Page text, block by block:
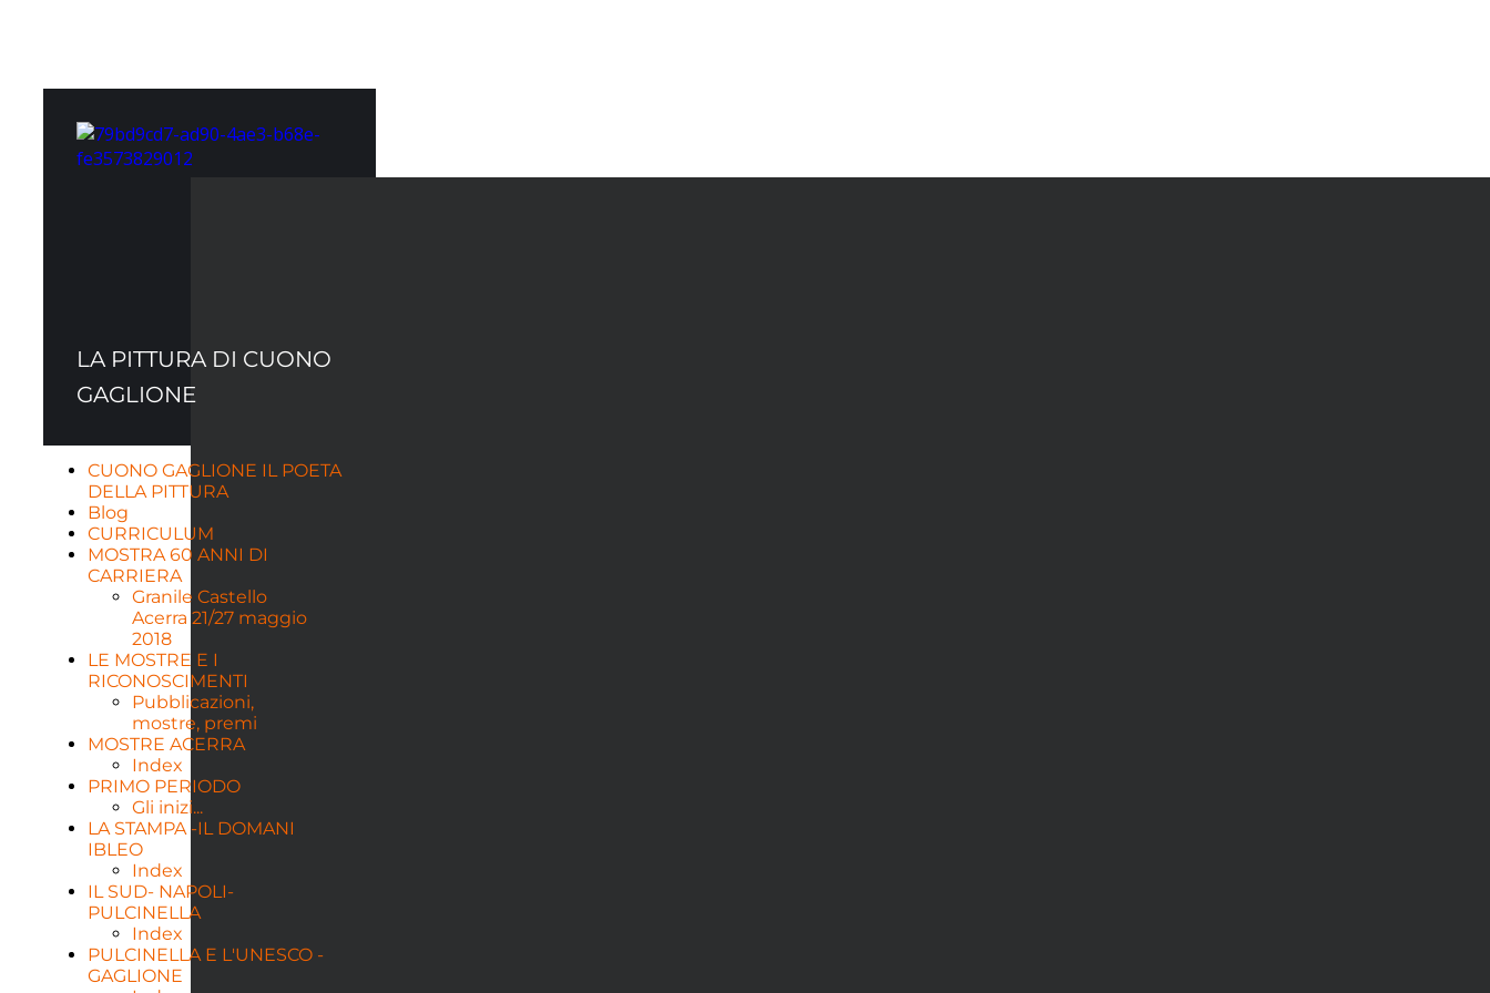
LA PITTURA DI CUONO
GAGLIONE
CUONO GAGLIONE IL POETA
DELLA PITTURA
Blog
CURRICULUM
MOSTRA 60 ANNI DI
CARRIERA
Granile Castello
Acerra 21/27 maggio
2018
LE MOSTRE E I
RICONOSCIMENTI
Pubblicazioni,
mostre, premi
MOSTRE ACERRA
Index
PRIMO PERIODO
Gli inizi...
LA STAMPA -IL DOMANI
IBLEO
Index
IL SUD- NAPOLI-
PULCINELLA
Index
PULCINELLA E L'UNESCO -
GAGLIONE